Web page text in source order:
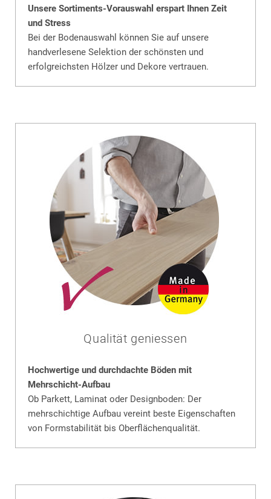
Unsere Sortiments-Vorauswahl erspart Ihnen Zeit
und Stress
Bei der Bodenauswahl können Sie auf unsere
handverlesene Selektion der schönsten und
erfolgreichsten Hölzer und Dekore vertrauen.
Qualität geniessen
Hochwertige und durchdachte Böden mit
Mehrschicht-Aufbau
Ob Parkett, Laminat oder Designboden: Der
mehrschichtige Aufbau vereint beste Eigenschaften
von Formstabilität bis Oberflächenqualität.